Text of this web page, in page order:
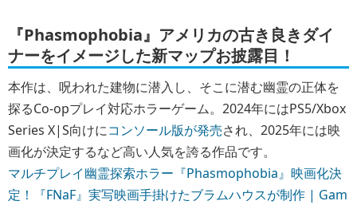
『Phasmophobia』アメリカの古き良きダイ
ナーをイメージした新マップお披露目！
本作は、呪われた建物に潜入し、そこに潜む幽霊の正体を
探るCo-opプレイ対応ホラーゲーム。2024年にはPS5/Xbox
Series X|S向けにコンソール版が発売され、2025年には映
画化が決定するなど高い人気を誇る作品です。
マルチプレイ幽霊探索ホラー『Phasmophobia』映画化決
定！『FNaF』実写映画手掛けたブラムハウスが制作 | Gam